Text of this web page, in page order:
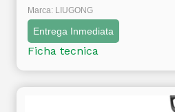
Marca: LIUGONG
Entrega Inmediata
Ficha tecnica